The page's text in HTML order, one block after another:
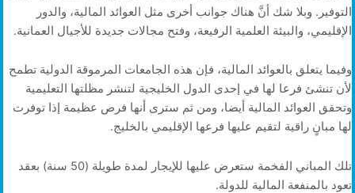
التوفير. وبلا شك أنَّ هناك جوانب أخرى مثل العوائد المالية، والدور
الإقليمي، والبيئة العلمية الرفيعة، وفتح مجالات جديدة للأجيال العمانية.
وفيما يتعلق بالعوائد المالية، فإن هذه الجامعات المرموقة الدولية تطمح
لأن تنشئ فرعا لها في إحدى الدول الخليجية لتنشر مظلتها التعليمية
وتحقق العوائد المالية أيضا، ومن ثم سترى أنها فرص عظيمة إذا توفرت
لها مبانٍ راقية لتقيم عليها فرعها الإقليمي بالخليج.
تلك المباني الفخمة ستعرض عليها للإيجار لمدة طويلة (50 سنة) بعقد
تعود بالمنفعة المالية للدولة.